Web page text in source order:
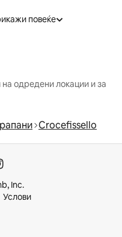
повеќе
одредени локации и за
Crocefissello
Inc.
Услови